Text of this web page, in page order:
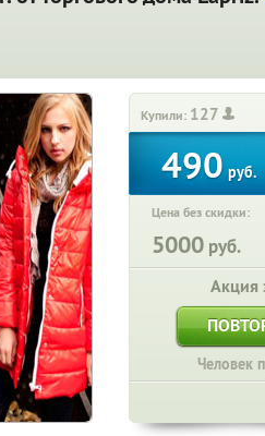
Купили: 127
490 руб.
Цена без скидки:
5000 руб.
Акция
Человек